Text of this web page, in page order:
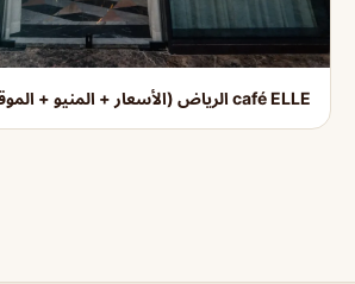
café ELLE الرياض (الأسعار + المنيو + الموقع )